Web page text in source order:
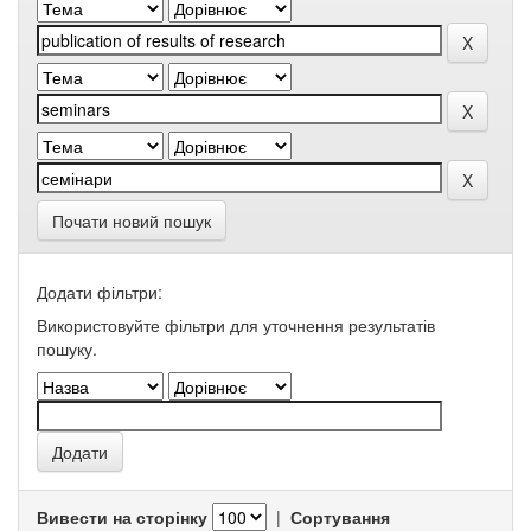
Почати новий пошук
Додати фільтри:
Використовуйте фільтри для уточнення результатів
пошуку.
Вивести на сторінку | Сортування